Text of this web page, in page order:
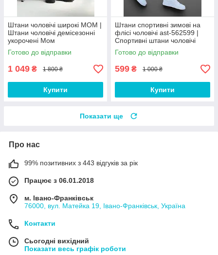
Штани чоловічі широкі МОМ |
Штани чоловічі демісезонні
укорочені Мом
Готово до відправки
1 049 ₴ 1 800 ₴
Купити
Штани спортивні зимові на
флісі чоловічі ast-562599 |
Спортивні штани чоловічі
теплі Люкс якості
Готово до відправки
599 ₴ 1 000 ₴
Купити
Показати ще
Про нас
99% позитивних з 443 відгуків за рік
Працює з 06.01.2018
м. Івано-Франківськ
76000, вул. Матейка 19, Івано-Франківськ, Україна
Контакти
Сьогодні вихідний
Показати весь графік роботи